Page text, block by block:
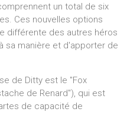
un total de six
Ces nouvelles options
différente des autres héros
sa manière et d'apporter de
de Ditty est le "Fox
de Renard"), qui est
de capacité de